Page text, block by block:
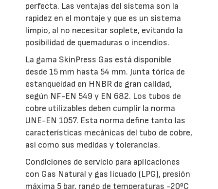
perfecta. Las ventajas del sistema son la
rapidez en el montaje y que es un sistema
limpio, al no necesitar soplete, evitando la
posibilidad de quemaduras o incendios.
La gama SkinPress Gas está disponible
desde 15 mm hasta 54 mm. Junta tórica de
estanqueidad en HNBR de gran calidad,
según NF-EN 549 y EN 682. Los tubos de
cobre utilizables deben cumplir la norma
UNE-EN 1057. Esta norma define tanto las
características mecánicas del tubo de cobre,
así como sus medidas y tolerancias.
Condiciones de servicio para aplicaciones
con Gas Natural y gas licuado (LPG), presión
máxima 5 bar, rango de temperaturas -20ºC